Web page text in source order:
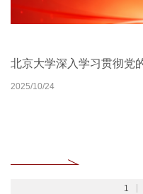
北京大学扎实开展树立和
2026/02/27
2026北京大学管理质效年
2026/03/30
北京大学深入学习贯彻党
2025/10/24
聚焦2026全国两会
2026/03/06
1